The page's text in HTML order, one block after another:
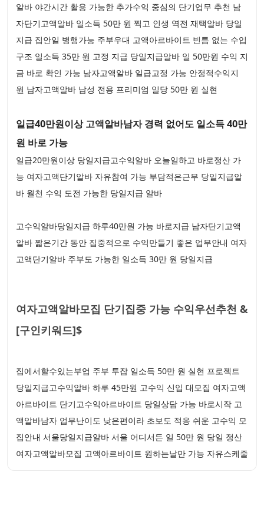
알바 야간시간 활용 가능한 추가수익 중심의 단기업무 추천 남
자단기고액알바 일소득 50만 원 찍고 인생 역전 재택알바 당일
지급 집안일 병행가능 주부우대 고액아르바이트 빈틈 없는 수입
구조 일소득 35만 원 고정 지급 당일지급알바 일 50만원 수익 지
금 바로 확인 가능 남자고액알바 일급고정 가능 안정적수익지
원 남자고액알바 남성 전용 프리미엄 일당 50만 원 실현
일급40만원이상 고액알바남자 경력 없어도 일소득 40만
원 바로 가능
일급20만원이상 당일지급고수익알바 오늘일하고 바로정산 가
능 여자고액단기알바 자유참여 가능 부담적은근무 당일지급알
바 월천 수익 도전 가능한 당일지급 알바
고수익알바당일지급 하루40만원 가능 바로지급 남자단기고액
알바 짧은기간 동안 집중적으로 수익만들기 좋은 업무안내 여자
고액단기알바 주부도 가능한 일소득 30만 원 당일지급
여자고액알바모집 단기집중 가능 수익우선추천 &
[구인키워드]$
집에서할수있는부업 주부 투잡 일소득 50만 원 실현 프로젝트
당일지급고수익알바 하루 45만원 고수익 신입 대모집 여자고액
아르바이트 단기고수익아르바이트 당일상담 가능 바로시작 고
액알바남자 업무난이도 낮은편이라 초보도 적응 쉬운 고수익 모
집안내 서울당일지급알바 서울 어디서든 일 50만 원 당일 정산
여자고액알바모집 고액아르바이트 원하는날만 가능 자유스케줄